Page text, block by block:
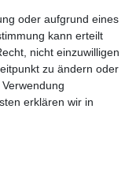
Impressum
Kontakt
oder aufgrund eines
kann erteilt
nicht einzuwilligen
zu ändern oder
erklären wir in
vorbehalten. |
Handwerk und